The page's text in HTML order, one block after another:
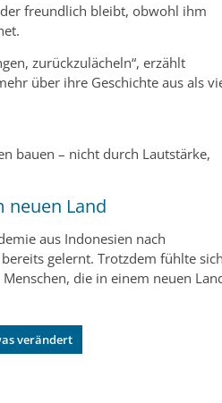
freundlich bleibt, obwohl ihm
zurückzulächeln“, erzählt
über ihre Geschichte aus als
bauen – nicht durch Lautstärke,
neuen Land
aus Indonesien nach
gelernt. Trotzdem fühlte
die in einem neuen
verändert